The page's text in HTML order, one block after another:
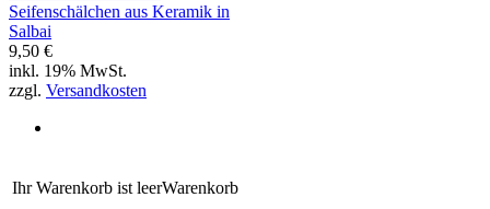
Seifenschälchen aus Keramik in
Salbai
9,50 €
inkl. 19% MwSt.
zzgl. Versandkosten
Ihr Warenkorb ist leerWarenkorb